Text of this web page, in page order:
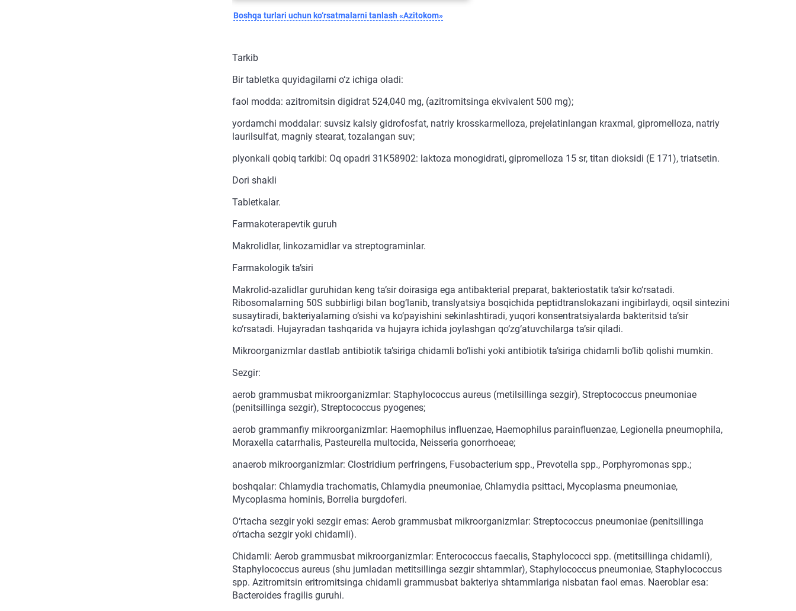
Boshqa turlari uchun ko‘rsatmalarni tanlash «Azitokom»
Tarkib
Bir tabletka quyidagilarni o‘z ichiga oladi:
faol modda: azitromitsin digidrat 524,040 mg, (azitromitsinga ekvivalent 500 mg);
yordamchi moddalar: suvsiz kalsiy gidrofosfat, natriy krosskarmelloza, prejelatinlangan kraxmal, gipromelloza, natriy
laurilsulfat, magniy stearat, tozalangan suv;
plyonkali qobiq tarkibi: Oq opadri 31K58902: laktoza monogidrati, gipromelloza 15 sr, titan dioksidi (E 171), triatsetin.
Dori shakli
Tabletkalar.
Farmakoterapevtik guruh
Makrolidlar, linkozamidlar va streptograminlar.
Farmakologik ta’siri
Makrolid-azalidlar guruhidan keng ta’sir doirasiga ega antibakterial preparat, bakteriostatik ta’sir ko‘rsatadi.
Ribosomalarning 50S subbirligi bilan bog‘lanib, translyatsiya bosqichida peptidtranslokazani ingibirlaydi, oqsil sintezini
susaytiradi, bakteriyalarning o‘sishi va ko‘payishini sekinlashtiradi, yuqori konsentratsiyalarda bakteritsid ta’sir
ko‘rsatadi. Hujayradan tashqarida va hujayra ichida joylashgan qo‘zg‘atuvchilarga ta’sir qiladi.
Mikroorganizmlar dastlab antibiotik ta’siriga chidamli bo‘lishi yoki antibiotik ta’siriga chidamli bo‘lib qolishi mumkin.
Sezgir:
aerob grammusbat mikroorganizmlar: Staphylococcus aureus (metilsillinga sezgir), Streptococcus pneumoniae
(penitsillinga sezgir), Streptococcus pyogenes;
aerob grammanfiy mikroorganizmlar: Haemophilus influenzae, Haemophilus parainfluenzae, Legionella pneumophila,
Moraxella catarrhalis, Pasteurella multocida, Neisseria gonorrhoeae;
anaerob mikroorganizmlar: Clostridium perfringens, Fusobacterium spp., Prevotella spp., Porphyromonas spp.;
boshqalar: Chlamydia trachomatis, Chlamydia pneumoniae, Chlamydia psittaci, Mycoplasma pneumoniae,
Mycoplasma hominis, Borrelia burgdoferi.
O‘rtacha sezgir yoki sezgir emas: Aerob grammusbat mikroorganizmlar: Streptococcus pneumoniae (penitsillinga
o‘rtacha sezgir yoki chidamli).
Chidamli: Aerob grammusbat mikroorganizmlar: Enterococcus faecalis, Staphylococci spp. (metitsillinga chidamli),
Staphylococcus aureus (shu jumladan metitsillinga sezgir shtammlar), Staphylococcus pneumoniae, Staphylococcus
spp. Azitromitsin eritromitsinga chidamli grammusbat bakteriya shtammlariga nisbatan faol emas. Naeroblar esa:
Bacteroides fragilis guruhi.